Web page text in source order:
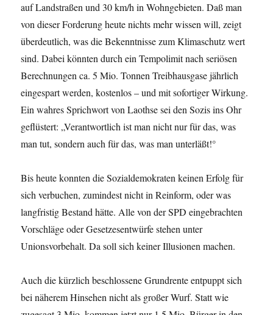
auf Landstraßen und 30 km/h in Wohngebieten. Daß man
von dieser Forderung heute nichts mehr wissen will, zeigt
überdeutlich, was die Bekenntnisse zum Klimaschutz wert
sind. Dabei könnten durch ein Tempolimit nach seriösen
Berechnungen ca. 5 Mio. Tonnen Treibhausgase jährlich
eingespart werden, kostenlos – und mit sofortiger Wirkung.
Ein wahres Sprichwort von Laothse sei den Sozis ins Ohr
geflüstert: „Verantwortlich ist man nicht nur für das, was
man tut, sondern auch für das, was man unterläßt!°
Bis heute konnten die Sozialdemokraten keinen Erfolg für
sich verbuchen, zumindest nicht in Reinform, oder was
langfristig Bestand hätte. Alle von der SPD eingebrachten
Vorschläge oder Gesetzesentwürfe stehen unter
Unionsvorbehalt. Da soll sich keiner Illusionen machen.
Auch die kürzlich beschlossene Grundrente entpuppt sich
bei näherem Hinsehen nicht als großer Wurf. Statt wie